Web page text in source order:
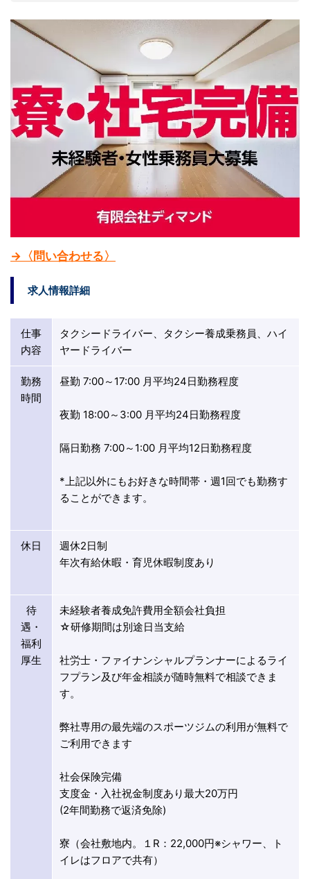
→〈問い合わせる〉
求人情報詳細
仕事
内容
タクシードライバー、タクシー養成乗務員、ハイ
ヤードライバー
勤務
時間
昼勤 7:00～17:00 月平均24日勤務程度
夜勤 18:00～3:00 月平均24日勤務程度
隔日勤務 7:00～1:00 月平均12日勤務程度
*上記以外にもお好きな時間帯・週1回でも勤務す
ることができます。
休日
週休2日制
年次有給休暇・育児休暇制度あり
待
遇・
福利
厚生
未経験者養成免許費用全額会社負担
☆研修期間は別途日当支給
社労士・ファイナンシャルプランナーによるライ
フプラン及び年金相談が随時無料で相談できま
す。
弊社専用の最先端のスポーツジムの利用が無料で
ご利用できます
社会保険完備
支度金・入社祝金制度あり最大20万円
(2年間勤務で返済免除)
寮（会社敷地内。１R：22,000円※シャワー、ト
イレはフロアで共有）